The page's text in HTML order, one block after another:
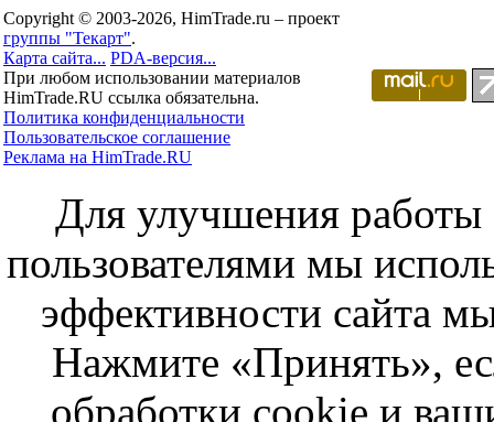
Copyright © 2003-2026, HimTrade.ru – проект
группы "Текарт".
Карта сайта... PDA-версия...
При любом использовании материалов
HimTrade.RU ссылка обязательна.
Политика конфиденциальности
Пользовательское соглашение
Реклама на HimTrade.RU
Для улучшения работы
пользователями мы
эффективности сайта
Нажмите «Принять»,
обработки cookie и